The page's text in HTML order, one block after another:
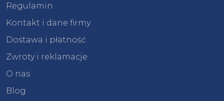
Regulamin
Kontakt i dane firmy
Dostawa i płatność
Zwroty i reklamacje
O nas
Blog